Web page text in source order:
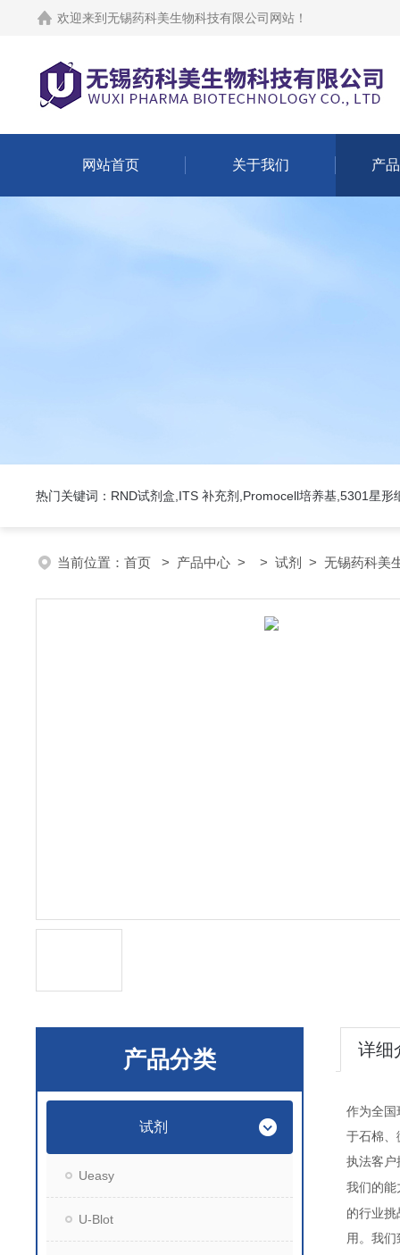
欢迎来到 无锡药科美生物科技有限公司网站 ！
网站首页 关于我们 产
热门关键词：RND试剂盒,ITS 补充剂,Promocell培养基,5301星形
当前位置： 首页 > 产品中心 > > 试剂 > 无锡药科美
产品分类
试剂
Ueasy
U-Blot
详细
作为全国
于石棉、
执法客户
我们的能
的行业
用。我